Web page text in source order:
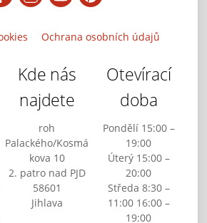
Ochrana osobních údajů
Kde nás
najdete
roh
Palackého/Kosmá
kova 10
2. patro nad PJD
58601
Jihlava
Otevírací
doba
Pondělí 15:00 –
19:00
Úterý 15:00 –
20:00
Středa 8:30 –
11:00 16:00 –
19:00